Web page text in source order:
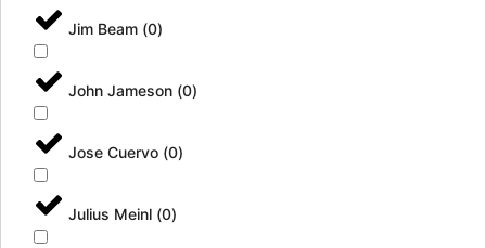
Jim Beam (0)
John Jameson (0)
Jose Cuervo (0)
Julius Meinl (0)